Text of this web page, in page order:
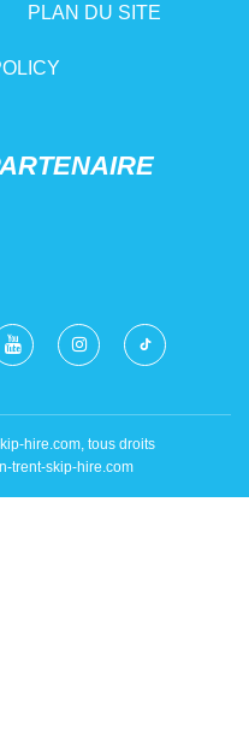
PLAN DU SITE
hire.com, tous droits
trent-skip-hire.com